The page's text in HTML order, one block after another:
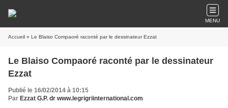
MENU
Accueil » Le Blaiso Compaoré raconté par le dessinateur Ezzat
Le Blaiso Compaoré raconté par le dessinateur
Ezzat
Publié le 16/02/2014 à 10:15
Par Ezzat G.P. dr www.legrigriinternational.com